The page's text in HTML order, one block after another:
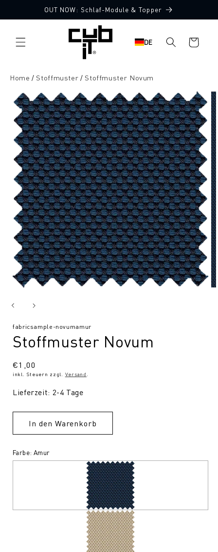
Inhalt
OUT NOW: Schlaf-Module & Topper
DE Warenkorb
Home Stoffmuster Stoffmuster Novum
10 Stoffmuster gratis
SKU:
fabricsample-novumamur
Stoffmuster Novum
Normaler
Preis
€1,00
inkl. Steuern zzgl. Versand
Lieferzeit: 2-4 Tage
In den Warenkorb
Farbe: Amur